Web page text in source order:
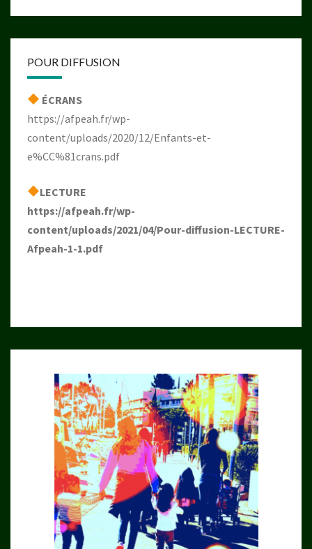
POUR DIFFUSION
ÉCRANS
https://afpeah.fr/wp-
content/uploads/2020/12/Enfants-et-
e%CC%81crans.pdf
LECTURE
https://afpeah.fr/wp-
content/uploads/2021/04/Pour-diffusion-LECTURE-
Afpeah-1-1.pdf